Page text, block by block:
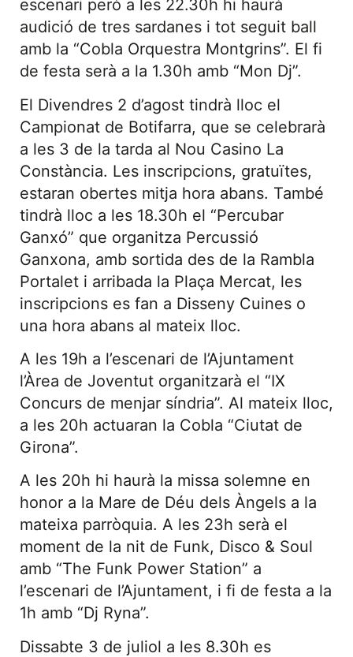
escenari però a les 22.30h hi haurà
audició de tres sardanes i tot seguit ball
amb la “Cobla Orquestra Montgrins”. El fi
de festa serà a la 1.30h amb “Mon Dj”.
El Divendres 2 d’agost tindrà lloc el
Campionat de Botifarra, que se celebrarà
a les 3 de la tarda al Nou Casino La
Constància. Les inscripcions, gratuïtes,
estaran obertes mitja hora abans. També
tindrà lloc a les 18.30h el “Percubar
Ganxó” que organitza Percussió
Ganxona, amb sortida des de la Rambla
Portalet i arribada la Plaça Mercat, les
inscripcions es fan a Disseny Cuines o
una hora abans al mateix lloc.
A les 19h a l’escenari de l’Ajuntament
l’Àrea de Joventut organitzarà el “IX
Concurs de menjar síndria”. Al mateix lloc,
a les 20h actuaran la Cobla “Ciutat de
Girona”.
A les 20h hi haurà la missa solemne en
honor a la Mare de Déu dels Àngels a la
mateixa parròquia. A les 23h serà el
moment de la nit de Funk, Disco & Soul
amb “The Funk Power Station” a
l’escenari de l’Ajuntament, i fi de festa a la
1h amb “Dj Ryna”.
Dissabte 3 de juliol a les 8.30h es